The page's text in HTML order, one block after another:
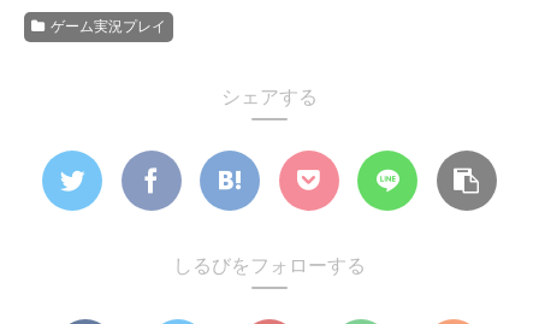
ゲーム実況プレイ
シェアする
しるびをフォローする